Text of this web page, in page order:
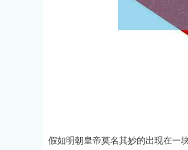
假如明朝皇帝莫名其妙的出现在一